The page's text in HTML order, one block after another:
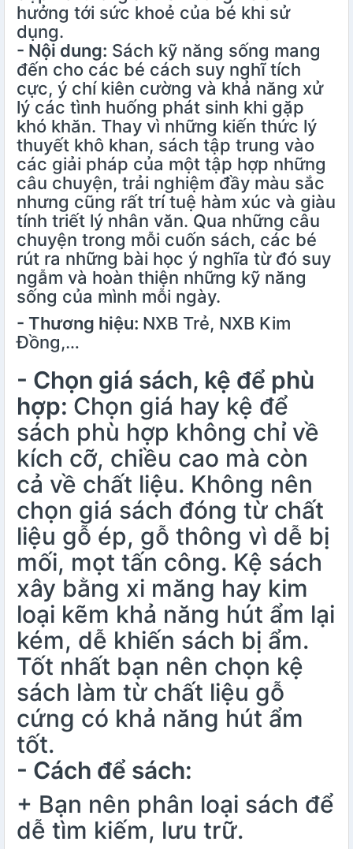
hưởng tới sức khoẻ của bé khi sử
dụng.
- Nội dung: Sách kỹ năng sống mang
đến cho các bé cách suy nghĩ tích
cực, ý chí kiên cường và khả năng xử
lý các tình huống phát sinh khi gặp
khó khăn. Thay vì những kiến thức lý
thuyết khô khan, sách tập trung vào
các giải pháp của một tập hợp những
câu chuyện, trải nghiệm đầy màu sắc
nhưng cũng rất trí tuệ hàm xúc và giàu
tính triết lý nhân văn. Qua những câu
chuyện trong mỗi cuốn sách, các bé
rút ra những bài học ý nghĩa từ đó suy
ngẫm và hoàn thiện những kỹ năng
sống của mình mỗi ngày.
- Thương hiệu: NXB Trẻ, NXB Kim
Đồng,…
- Chọn giá sách, kệ để phù
hợp: Chọn giá hay kệ để
sách phù hợp không chỉ về
kích cỡ, chiều cao mà còn
cả về chất liệu. Không nên
chọn giá sách đóng từ chất
liệu gỗ ép, gỗ thông vì dễ bị
mối, mọt tấn công. Kệ sách
xây bằng xi măng hay kim
loại kẽm khả năng hút ẩm lại
kém, dễ khiến sách bị ẩm.
Tốt nhất bạn nên chọn kệ
sách làm từ chất liệu gỗ
cứng có khả năng hút ẩm
tốt.
- Cách để sách:
+ Bạn nên phân loại sách để
dễ tìm kiếm, lưu trữ.